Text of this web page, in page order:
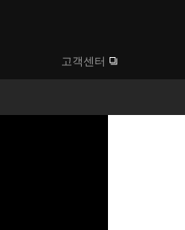
고객센터